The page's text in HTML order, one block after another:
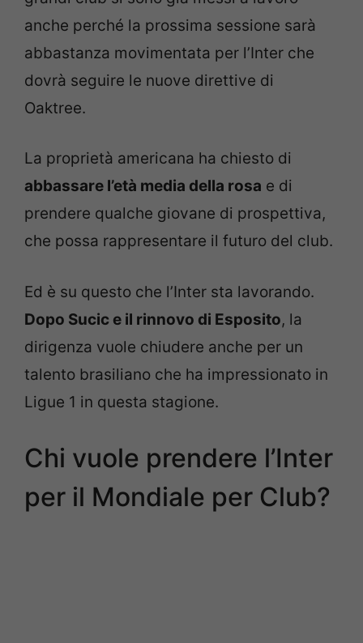
anche perché la prossima sessione sarà
abbastanza movimentata per l’Inter che
dovrà seguire le nuove direttive di
Oaktree.
La proprietà americana ha chiesto di
abbassare l’età media della rosa e di
prendere qualche giovane di prospettiva,
che possa rappresentare il futuro del club.
Ed è su questo che l’Inter sta lavorando.
Dopo Sucic e il rinnovo di Esposito, la
dirigenza vuole chiudere anche per un
talento brasiliano che ha impressionato in
Ligue 1 in questa stagione.
Chi vuole prendere l’Inter
per il Mondiale per Club?